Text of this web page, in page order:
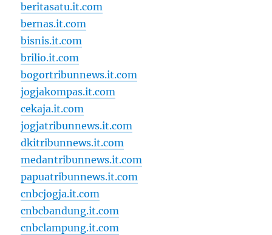
beritasatu.it.com
bernas.it.com
bisnis.it.com
brilio.it.com
bogortribunnews.it.com
jogjakompas.it.com
cekaja.it.com
jogjatribunnews.it.com
dkitribunnews.it.com
medantribunnews.it.com
papuatribunnews.it.com
cnbcjogja.it.com
cnbcbandung.it.com
cnbclampung.it.com